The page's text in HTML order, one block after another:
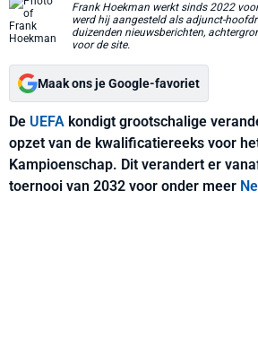
Frank Hoekman werkt sinds 2022
werd hij aangesteld als adjunct-
duizenden nieuwsberichten,
voor de site.
Maak ons je Google-favoriet
De UEFA kondigt grootschalige
opzet van de kwalificatiereeks voor
Kampioenschap. Dit verandert er
toernooi van 2032 voor onder meer